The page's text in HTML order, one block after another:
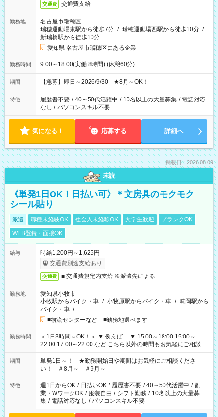
交通費 交通費支給
勤務地
名古屋市瑞穂区
瑞穂運動場東駅から徒歩7分 / 瑞穂運動場西駅から徒歩10分 /
新瑞橋駅から徒歩10分
愛知県 名古屋市瑞穂区にある企業
勤務時間 9:00～18:00(実働:8時間) (休憩60分)
期間 【急募】即日～2026/9/30 ★8月～OK！
特徴 履歴書不要 / 40～50代活躍中 / 10名以上の大量募集 / 電話対応
なし / パソコンスキル不要
気になる！ 応募する 詳細へ
掲載日：2026.08.09
未読
《単発1日OK！日払い可》＊文房具のモクモク
シール貼り
派遣 職種未経験OK 社会人未経験OK 大学生歓迎
ブランクOK
WEB登録・面接OK
給与
時給1,200円～1,625円
交通費別途支給あり
交通費 ■ 交通費規定内支給 ※派遣先による
勤務地
愛知県小牧市
小牧駅からバイク・車 / 小牧原駅からバイク・車 / 味岡駅から
バイク・車 / …
■物流センターなど ■勤務地選べます
勤務時間
＜1日3時間～OK！＞ ▼ 例えば… ▼ 15:00～18:00 15:00～
22:00 17:00～22:00 など こちら以外の時間もお気軽にご相談く
ださい！
期間
単発1日～！ ★勤務開始日や期間はお気軽にご相談くださ
い！ ＃8月～ ＃9月～
特徴 週1日からOK / 日払いOK / 履歴書不要 / 40～50代活躍中 / 副
業・WワークOK / 服装自由 / シフト勤務 / 10名以上の大量募
集 / 電話対応なし / パソコンスキル不要